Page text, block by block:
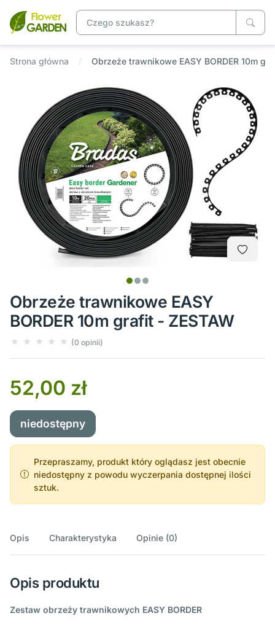
Strona główna Obrzeże trawnikowe EASY BORDER 10m
Obrzeże trawnikowe EASY
BORDER 10m grafit - ZESTAW
(0 opinii)
52,00 zł
niedostępny
Przepraszamy, produkt który oglądasz jest obecnie
niedostępny z powodu wyczerpania dostępnej ilości
sztuk.
Opis Charakterystyka Opinie (0)
Opis produktu
Zestaw obrzeży trawnikowych EASY BORDER